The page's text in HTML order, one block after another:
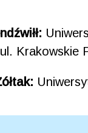
Krakowskie